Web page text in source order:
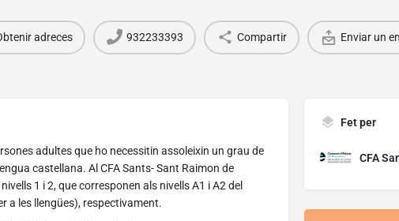
adreces 932233393 Compartir
Enviar un
adultes que ho necessitin assoleixin un grau de
castellana. Al CFA Sants- Sant Raimon de
1 i 2, que corresponen als nivells A1 i A2 del
a les llengües), respectivament.
Fet per
CFA